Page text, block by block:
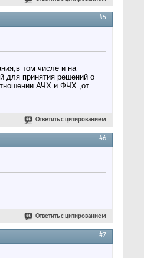
#5
том числе и на
для принятия решений о
АЧХ и ФЧХ ,от
Ответить с цитированием
#6
Ответить с цитированием
#7